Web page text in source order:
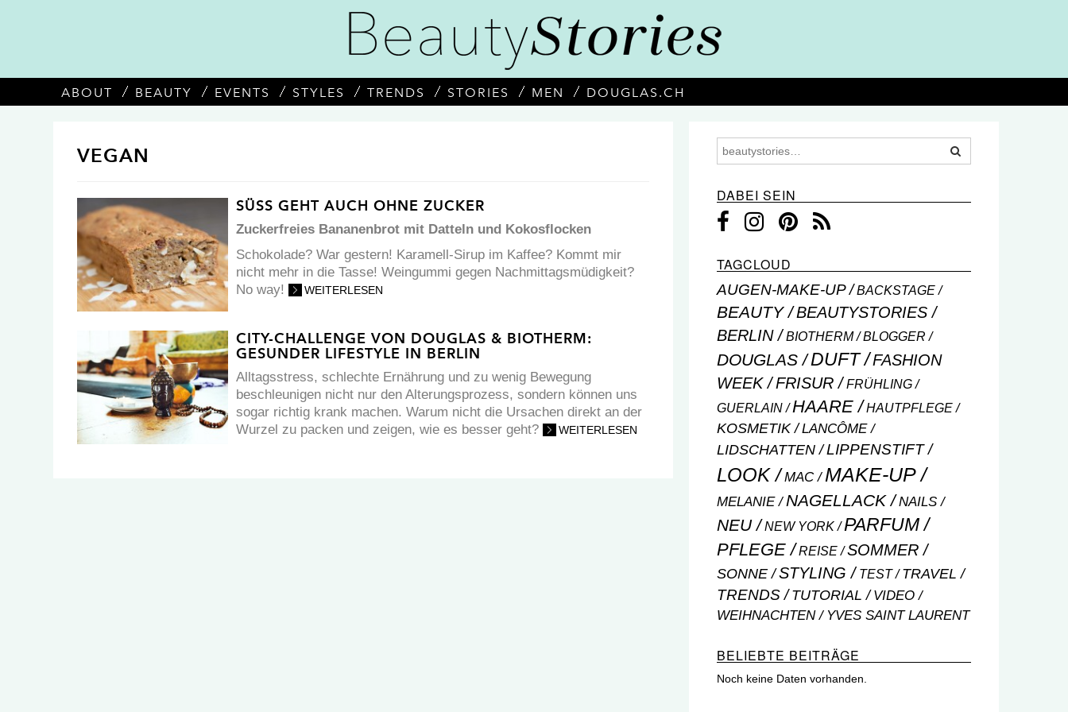
ABOUT BEAUTY EVENTS STYLES TRENDS STORIES MEN DOUGLAS.CH
VEGAN
SÜSS GEHT AUCH OHNE ZUCKER
Zuckerfreies Bananenbrot mit Datteln und Kokosflocken
Schokolade? War gestern! Karamell-Sirup im Kaffee? Kommt mir
nicht mehr in die Tasse! Weingummi gegen Nachmittagsmüdigkeit?
No way!
WEITERLESEN
CITY-CHALLENGE VON DOUGLAS & BIOTHERM:
GESUNDER LIFESTYLE IN BERLIN
Alltagsstress, schlechte Ernährung und zu wenig Bewegung
beschleunigen nicht nur den Alterungsprozess, sondern können uns
sogar richtig krank machen. Warum nicht die Ursachen direkt an der
Wurzel zu packen und zeigen, wie es besser geht?
WEITERLESEN
DABEI SEIN
TAGCLOUD
AUGEN-MAKE-UP BACKSTAGE
BEAUTY
BEAUTYSTORIES
BERLIN
BIOTHERM BLOGGER
DOUGLAS DUFT
FASHION
WEEK
FRISUR FRÜHLING
GUERLAIN HAARE HAUTPFLEGE
KOSMETIK
LANCÔME
LIDSCHATTEN
LIPPENSTIFT
LOOK MAC MAKE-UP
MELANIE NAGELLACK NAILS
NEU NEW YORK PARFUM
PFLEGE REISE SOMMER
SONNE STYLING TEST TRAVEL
TRENDS TUTORIAL VIDEO
WEIHNACHTEN YVES SAINT LAURENT
BELIEBTE BEITRÄGE
Noch keine Daten vorhanden.